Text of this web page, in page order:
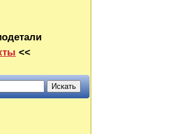
<<